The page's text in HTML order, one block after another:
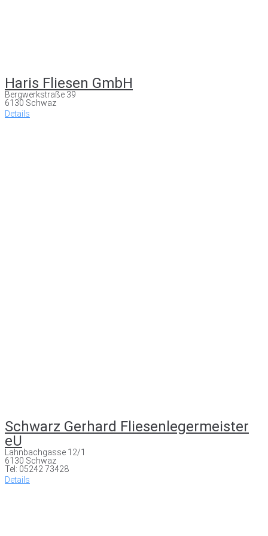
Haris Fliesen GmbH
Bergwerkstraße 39
6130 Schwaz
Details
Schwarz Gerhard Fliesenlegermeister
eU
Lahnbachgasse 12/1
6130 Schwaz
Tel: 05242 73428
Details